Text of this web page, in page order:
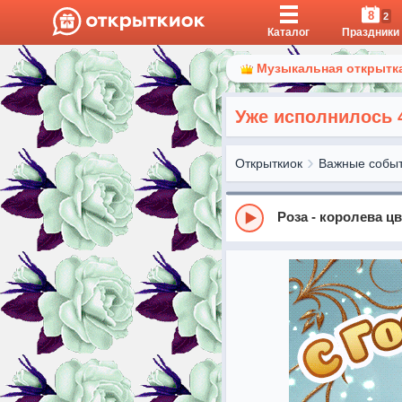
Каталог
8 2
Праздники
Музыкальная
Уже исполнилось
Открыткиок Важные
Роза - королева